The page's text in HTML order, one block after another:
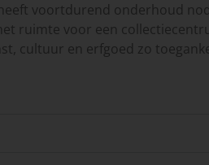
voortdurend onderhoud
ruimte voor een
cultuur en erfgoed zo